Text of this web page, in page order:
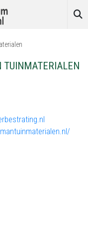
TUINMATERIALEN